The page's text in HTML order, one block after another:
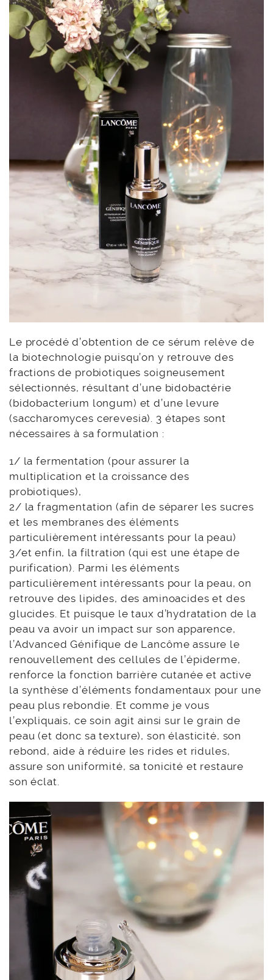
Le procédé d’obtention de ce sérum relève de
la biotechnologie puisqu’on y retrouve des
fractions de probiotiques soigneusement
sélectionnés, résultant d’une bidobactérie
(bidobacterium longum) et d’une levure
(saccharomyces cerevesia). 3 étapes sont
nécessaires à sa formulation :
1/ la fermentation (pour assurer la
multiplication et la croissance des
probiotiques),
2/ la fragmentation (afin de séparer les sucres
et les membranes des éléments
particulièrement intéressants pour la peau)
3/et enfin, la filtration (qui est une étape de
purification). Parmi les éléments
particulièrement intéressants pour la peau, on
retrouve des lipides, des aminoacides et des
glucides. Et puisque le taux d’hydratation de la
peau va avoir un impact sur son apparence,
l’Advanced Génifique de Lancôme assure le
renouvellement des cellules de l’épiderme,
renforce la fonction barrière cutanée et active
la synthèse d’éléments fondamentaux pour une
peau plus rebondie. Et comme je vous
l’expliquais, ce soin agit ainsi sur le grain de
peau (et donc sa texture), son élasticité, son
rebond, aide à réduire les rides et ridules,
assure son uniformité, sa tonicité et restaure
son éclat.